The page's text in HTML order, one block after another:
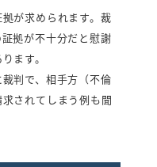
が求められます。裁
拠が不十分だと慰謝
ます。
判で、相手方（不倫
されてしまう例も聞